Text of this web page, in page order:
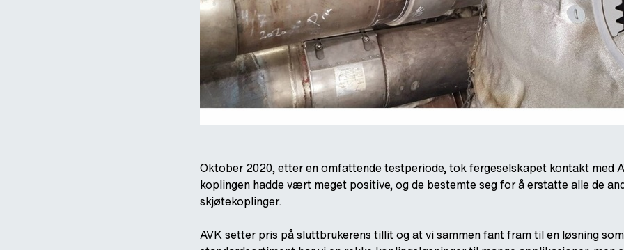
Oktober 2020, etter en omfattende testperiode, tok fergeselskapet kontakt med
koplingen hadde vært meget positive, og de bestemte seg for å erstatte alle de
skjøtekoplinger.
AVK setter pris på sluttbrukerens tillit og at vi sammen fant fram til en løsning